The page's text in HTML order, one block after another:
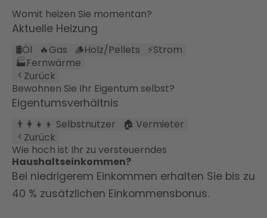
Womit heizen Sie momentan?
Aktuelle Heizung
🛢️Öl 🔥Gas 🪵Holz/Pellets ⚡Strom
🏭Fernwärme
Zurück
Bewohnen Sie Ihr Eigentum selbst?
Eigentumsverhältnis
👨‍👩‍👧‍👦 Selbstnutzer
🏠 Vermieter
Zurück
Wie hoch ist Ihr zu versteuerndes
Haushaltseinkommen?
Bei niedrigerem Einkommen erhalten Sie bis zu
40 % zusätzlichen Einkommensbonus.